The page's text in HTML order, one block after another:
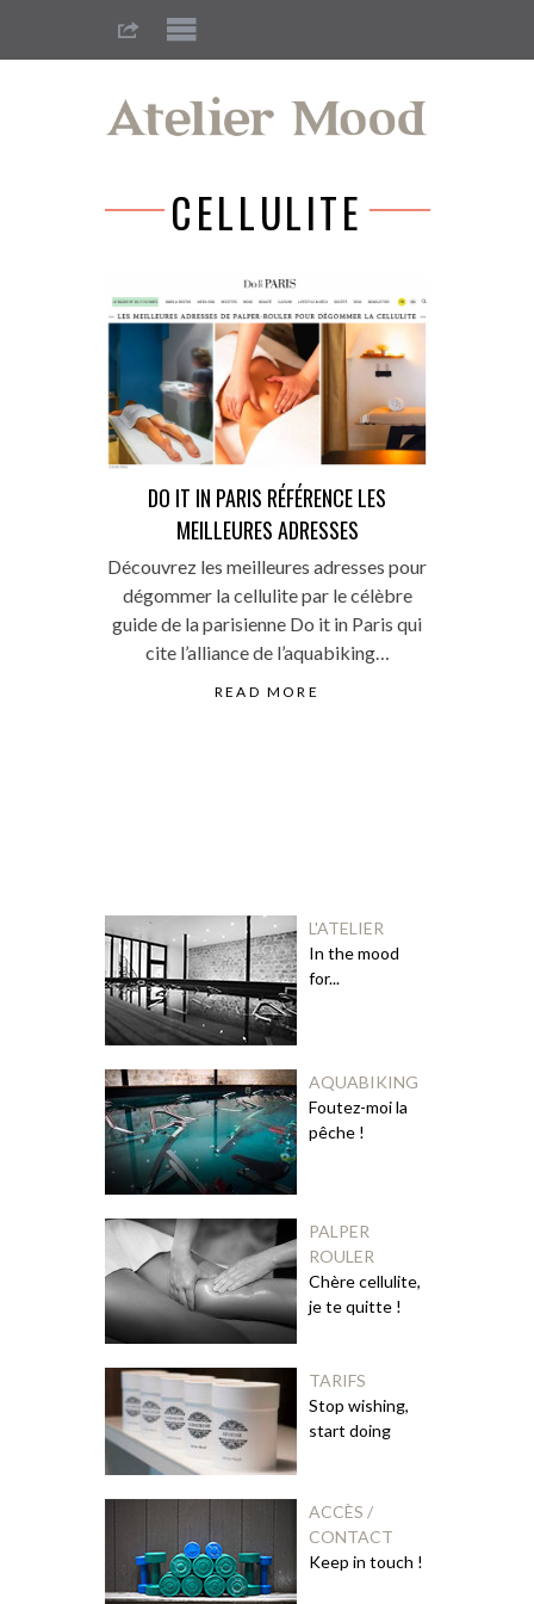
CELLULITE
DO IT IN PARIS RÉFÉRENCE LES
MEILLEURES ADRESSES
Découvrez les meilleures adresses pour
dégommer la cellulite par le célèbre
guide de la parisienne Do it in Paris qui
cite l’alliance de l’aquabiking…
READ MORE
L'ATELIER
In the mood
for...
AQUABIKING
Foutez-moi la
pêche !
PALPER
ROULER
Chère cellulite,
je te quitte !
TARIFS
Stop wishing,
start doing
ACCÈS /
CONTACT
Keep in touch !